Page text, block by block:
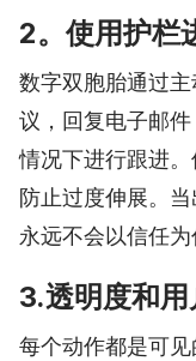
2。使用护栏
数字双胞胎通过
议，回复电子邮
情况下进行跟进
防止过度伸展。
永远不会以信任为
3.透明度和用
每个动作都是可